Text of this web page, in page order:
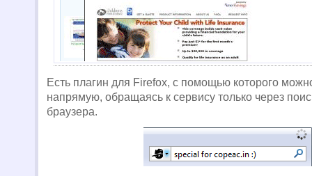
Есть плагин для Firefox, с помощью которого
напрямую, обращаясь к сервису только через
браузера.